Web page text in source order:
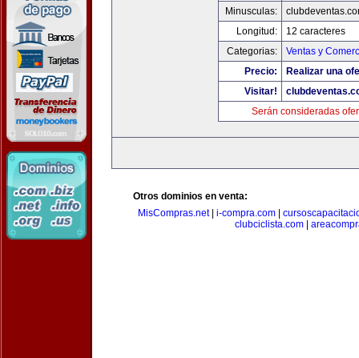
Minusculas:
Longitud:
12 caracteres
Categorias:
Ventas y
Precio:
Realizar una
Visitar!
Serán consideradas
Otros dominios en venta:
MisCompras.net| i-compra.com|
clubciclista.com|